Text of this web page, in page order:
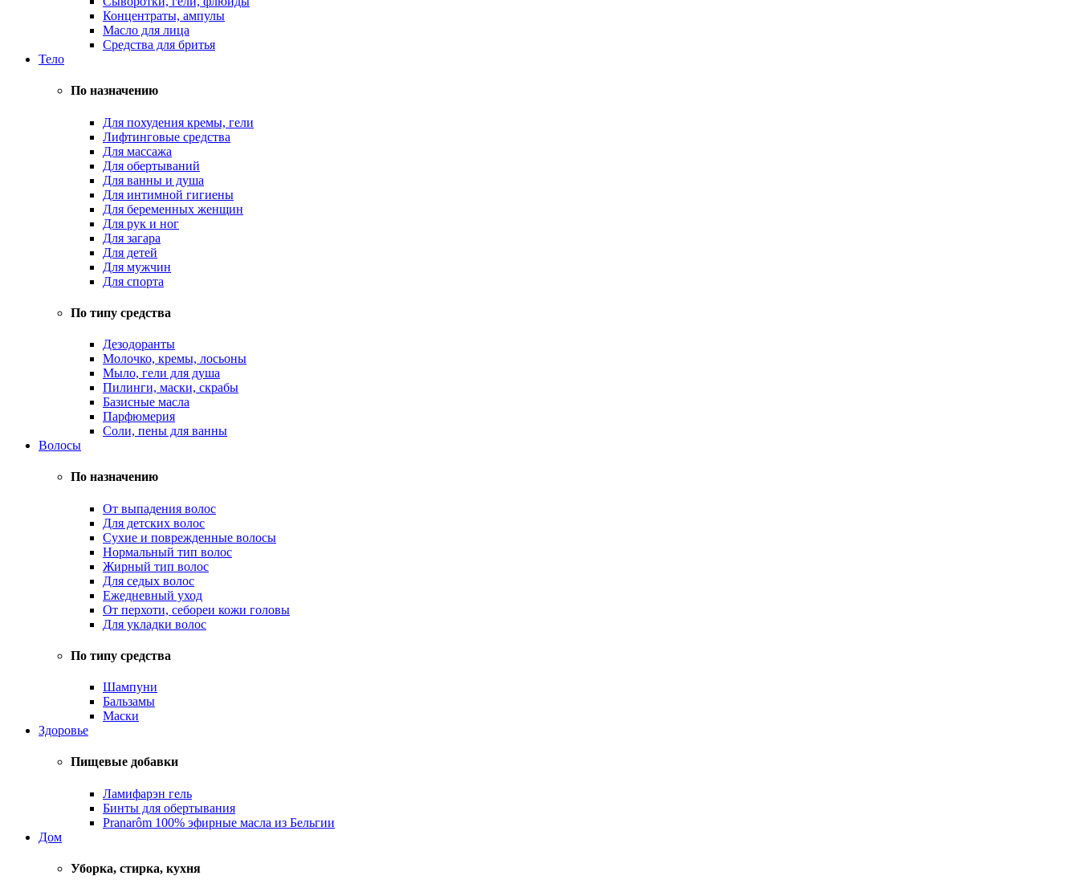
Концентраты, ампулы
Масло для лица
Средства для бритья
Тело
По назначению
Для похудения кремы, гели
Лифтинговые средства
Для массажа
Для обертываний
Для ванны и душа
Для интимной гигиены
Для беременных женщин
Для рук и ног
Для загара
Для детей
Для мужчин
Для спорта
По типу средства
Дезодоранты
Молочко, кремы, лосьоны
Мыло, гели для душа
Пилинги, маски, скрабы
Базисные масла
Парфюмерия
Соли, пены для ванны
Волосы
По назначению
От выпадения волос
Для детских волос
Сухие и поврежденные волосы
Нормальный тип волос
Жирный тип волос
Для седых волос
Ежедневный уход
От перхоти, себореи кожи головы
Для укладки волос
По типу средства
Шампуни
Бальзамы
Маски
Здоровье
Пищевые добавки
Ламифарэн гель
Бинты для обертывания
Pranarôm 100% эфирные масла из Бельгии
Дом
Уборка, стирка, кухня